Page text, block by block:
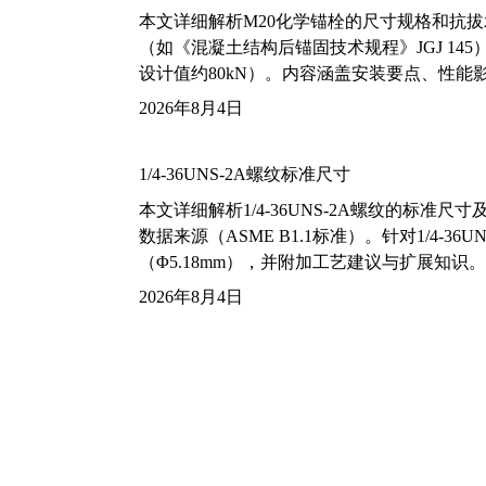
本文详细解析M20化学锚栓的尺寸规格和抗
（如《混凝土结构后锚固技术规程》JGJ
设计值约80kN）。内容涵盖安装要点、性能
2026年8月4日
1/4-36UNS-2A螺纹标准尺寸
本文详细解析1/4-36UNS-2A螺纹的标准尺
数据来源（ASME B1.1标准）。针对1/4-
（Φ5.18mm），并附加工艺建议与扩展知识。
2026年8月4日